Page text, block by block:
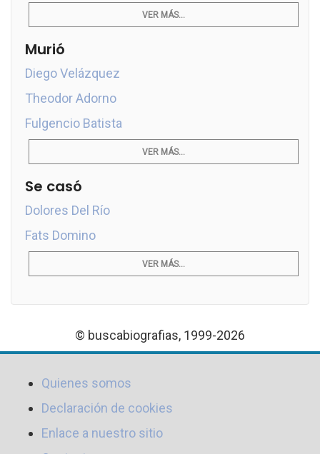
VER MÁS...
Murió
Diego Velázquez
Theodor Adorno
Fulgencio Batista
VER MÁS...
Se casó
Dolores Del Río
Fats Domino
VER MÁS...
© buscabiografias, 1999-2026
Quienes somos
Declaración de cookies
Enlace a nuestro sitio